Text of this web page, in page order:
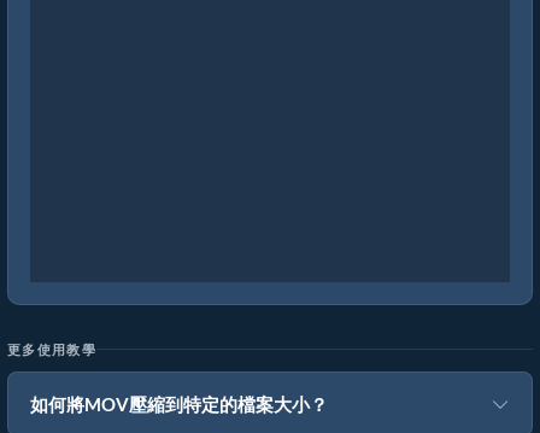
更多使用教學
如何將MOV壓縮到特定的檔案大小？